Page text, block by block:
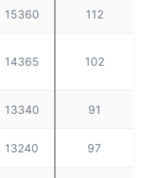
15360 112
14365 102
13340 91
13240 97